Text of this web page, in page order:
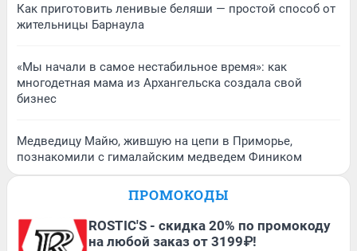
Как приготовить ленивые беляши — простой способ от
жительницы Барнаула
«Мы начали в самое нестабильное время»: как
многодетная мама из Архангельска создала свой
бизнес
Медведицу Майю, жившую на цепи в Приморье,
познакомили с гималайским медведем Фиником
ПРОМОКОДЫ
ROSTIC'S - скидка 20% по промокоду
на любой заказ от 3199₽!